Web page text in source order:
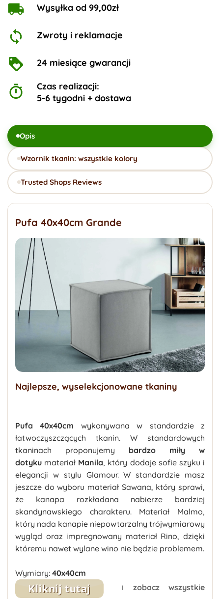
Wysyłka od 99,00zł
Zwroty i reklamacje
24 miesiące gwarancji
Czas realizacji:
5-6 tygodni + dostawa
Opis
Wzornik tkanin: wszystkie kolory
Trusted Shops Reviews
Pufa 40x40cm Grande
Najlepsze, wyselekcjonowane tkaniny
Pufa 40x40cm wykonywana w standardzie z
łatwoczyszczących tkanin. W standardowych
tkaninach proponujemy bardzo miły w
dotyku materiał Manila, który dodaje sofie szyku i
elegancji w stylu Glamour. W standardzie masz
jeszcze do wyboru materiał Sawana, który sprawi,
że kanapa rozkładana nabierze bardziej
skandynawskiego charakteru. Materiał Malmo,
który nada kanapie niepowtarzalny trójwymiarowy
wygląd oraz impregnowany materiał Rino, dzięki
któremu nawet wylane wino nie będzie problemem.
Wymiary: 40x40cm
i zobacz wszystkie